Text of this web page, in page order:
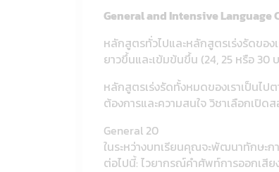
General and Intensive Language
หลักสูตรทั่วไปและหลักสูตรเร่งรัดขอ
ยาวขึ้นและเข้มข้นขึ้น (24, 25 หรือ
หลักสูตรเร่งรัดทั้งหมดของเราเป็นไป
ต้องการและความสนใจ วิชาเลือกเปิ
General 20
ในระหว่างบทเรียนคุณจะพัฒนาทักษะ
ต่อไปนี้: ไวยากรณ์คำศัพท์การออกเสี